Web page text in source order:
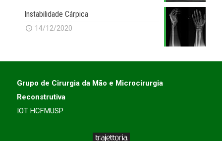
Instabilidade Cárpica
14/12/2020
Grupo de Cirurgia da Mão e Microcirurgia
Reconstrutiva
IOT HCFMUSP